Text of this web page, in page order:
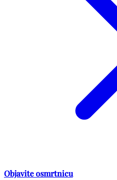
Objavite osmrtnicu